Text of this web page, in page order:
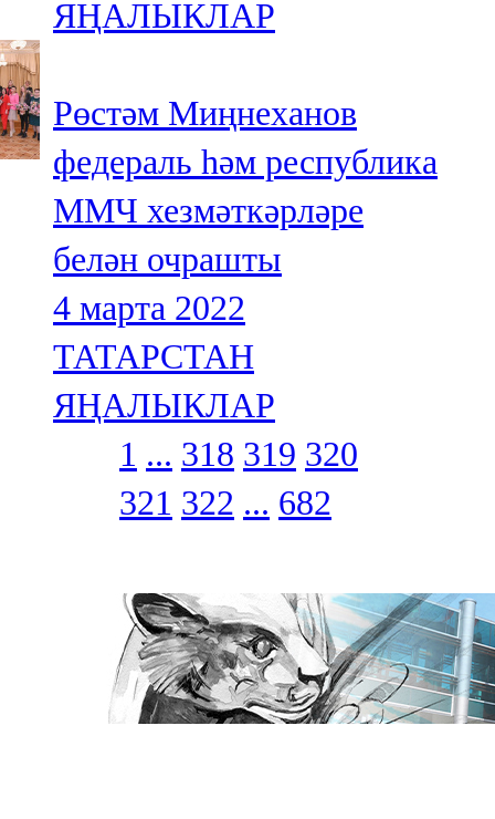
ЯҢАЛЫКЛАР
Рөстәм Миңнеханов
федераль һәм республика
ММЧ хезмәткәрләре
белән очрашты
4 марта 2022
ТАТАРСТАН
ЯҢАЛЫКЛАР
1 ... 318 319 320
321 322 ... 682